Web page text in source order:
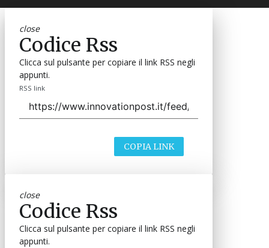
close
Codice Rss
Clicca sul pulsante per copiare il link RSS negli
appunti.
RSS link
COPIA LINK
close
Codice Rss
Clicca sul pulsante per copiare il link RSS negli
appunti.